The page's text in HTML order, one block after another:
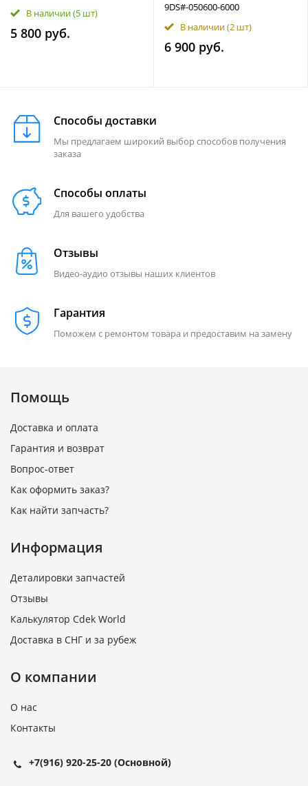
В наличии(5 шт)
5 800 руб.
9DS#-050600-6000
В наличии(2 шт)
6 900 руб.
Способы доставки
Мы предлагаем широкий выбор способов получения
заказа
Способы оплаты
Для вашего удобства
Отзывы
Видео-аудио отзывы наших клиентов
Гарантия
Поможем с ремонтом товара и предоставим на замену
Помощь
Доставка и оплата
Гарантия и возврат
Вопрос-ответ
Как оформить заказ?
Как найти запчасть?
Информация
Деталировки запчастей
Отзывы
Калькулятор Cdek World
Доставка в СНГ и за рубеж
О компании
О нас
Контакты
+7(916) 920-25-20 (Основной)